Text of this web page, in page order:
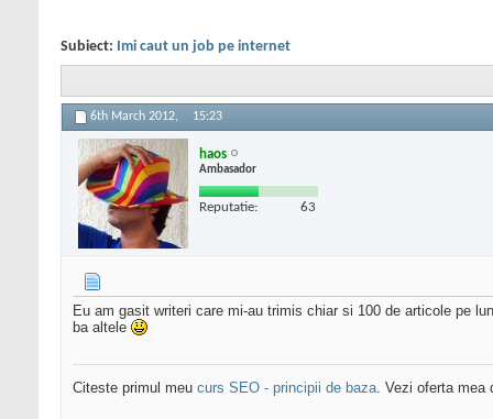
Subiect: Imi caut un job pe internet
6th March 2012, 15:23
haos
Ambasador
Reputatie: 63
Eu am gasit writeri care mi-au trimis chiar si 100 de articole pe
ba altele
Citeste primul meu curs SEO - principii de baza. Vezi oferta mea